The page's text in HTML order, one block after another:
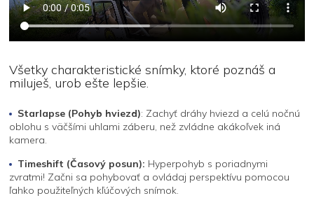
Všetky charakteristické snímky, ktoré poznáš a
miluješ, urob ešte lepšie.
Starlapse (Pohyb hviezd): Zachyť dráhy hviezd a celú nočnú
oblohu s väčšími uhlami záberu, než zvládne akákoľvek iná
kamera.
Timeshift (Časový posun): Hyperpohyb s poriadnymi
zvratmi! Začni sa pohybovať a ovládaj perspektívu pomocou
ľahko použiteľných kľúčových snímok.